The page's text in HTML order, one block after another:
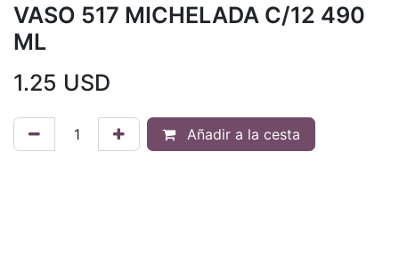
VASO 517 MICHELADA C/12 490
ML
1.25 USD
Añadir a la cesta